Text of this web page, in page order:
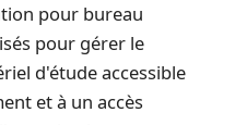
pour bureau
pour gérer le
d'étude accessible
et à un accès